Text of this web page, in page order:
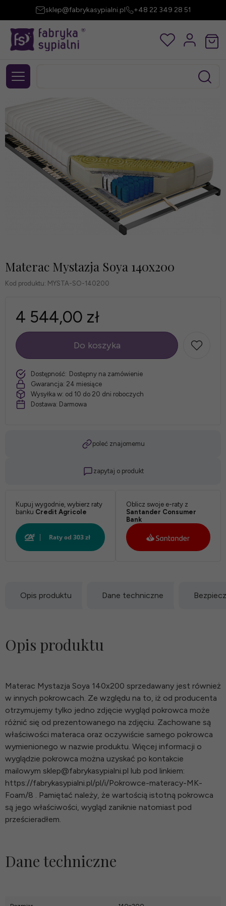
sklep@fabrykasypialni.pl +48 22 349 28 51
Materac Mystazja Soya 140x200
Kod produktu: MYSTA-SO-140200
4 544,00 zł
szt.
Do koszyka
Dostępność: Dostępny na zamówienie
Gwarancja: 24 miesiące
Wysyłka w: od 10 do 20 dni roboczych
Dostawa: Darmowa
poleć znajomemu
zapytaj o produkt
Kupuj wygodnie, wybierz raty
banku Credit Agricole
Oblicz swoje e-raty z
Santander Consumer
Bank
Opis produktu Dane techniczne
Opis produktu
Materac Mystazja Soya 140x200 sprzedawany jest również
w innych pokrowcach. Ze względu na to, iż od producenta
otrzymujemy tylko jedno zdjęcie wygląd pokrowca może
różnić się od prezentowanego na zdjęciu. Zachowane są
właściwości materaca oraz oczywiście samego pokrowca
wymienionego w nazwie produktu. Więcej informacji o
wyglądzie pokrowca można uzyskać po kontakcie
mailowym sklep@fabrykasypialni.pl lub pod linkiem:
https://fabrykasypialni.pl/pl/i/Pokrowce-materacy-MK-
Foam/8 . Pamiętać należy, że wartością istotną pokrowca
są jego właściwości, wygląd zaniknie natomiast pod
prześcieradłem.
Dane techniczne